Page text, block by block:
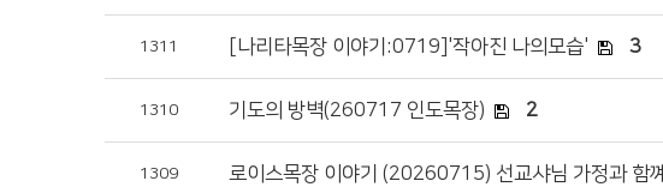
1311 [나리타목장 이야기:0719]'작아진 나의모습' 3
1310 기도의 방벽(260717 인도목장) 2
1309 로이스목장 이야기 (20260715) 선교샤님 가정과 함꼐